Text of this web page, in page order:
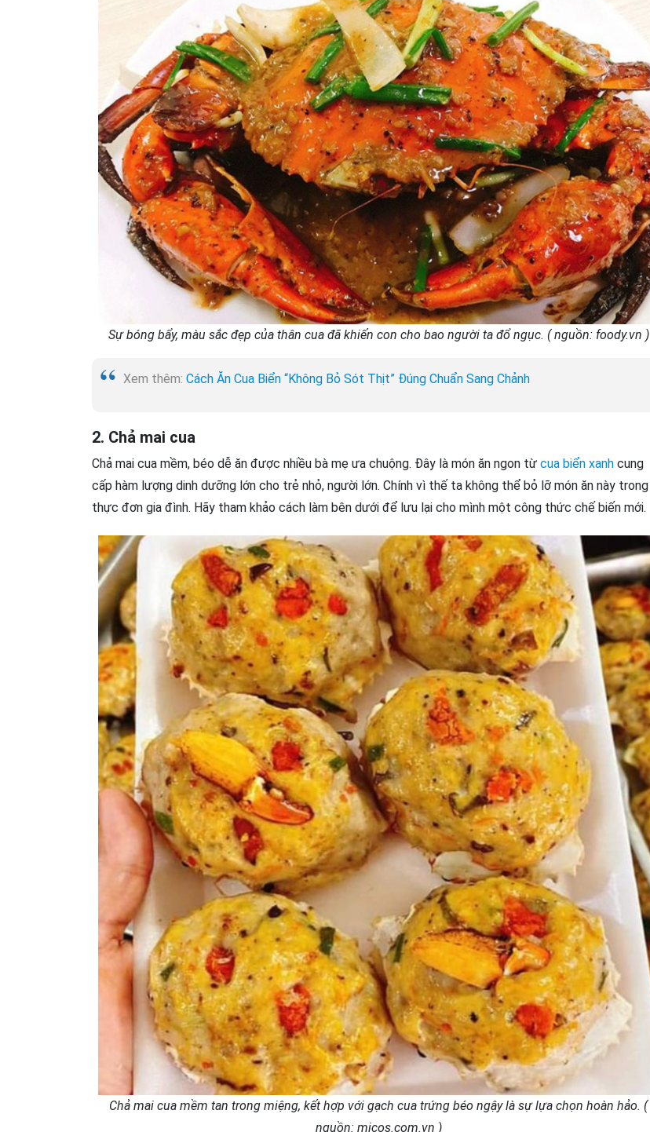
Sự bóng bẩy, màu sắc đẹp của thân cua đã khiến con cho bao người ta đổ ngục. ( nguồn: foody.vn )
Xem thêm: Cách Ăn Cua Biển “Không Bỏ Sót Thịt” Đúng Chuẩn Sang Chảnh
2. Chả mai cua
Chả mai cua mềm, béo dễ ăn được nhiều bà mẹ ưa chuộng. Đây là món ăn ngon từ cua biển xanh cung
cấp hàm lượng dinh dưỡng lớn cho trẻ nhỏ, người lớn. Chính vì thế ta không thể bỏ lỡ món ăn này trong
thực đơn gia đình. Hãy tham khảo cách làm bên dưới để lưu lại cho mình một công thức chế biến mới.
Chả mai cua mềm tan trong miệng, kết hợp với gạch cua trứng béo ngậy là sự lựa chọn hoàn hảo. (
nguồn: micos.com.vn )